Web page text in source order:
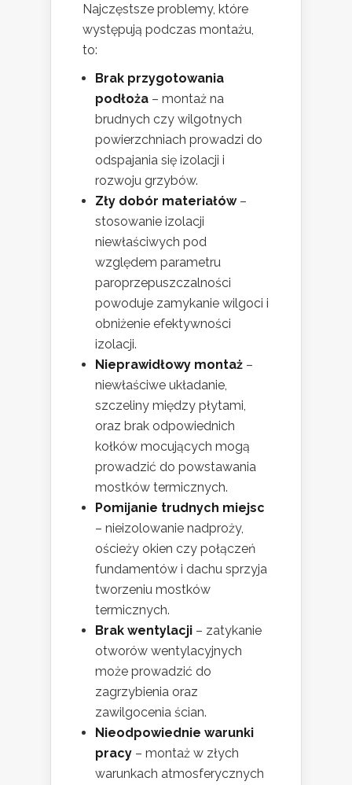
Najczęstsze problemy, które
występują podczas montażu,
to:
Brak przygotowania
podłoża – montaż na
brudnych czy wilgotnych
powierzchniach prowadzi do
odspajania się izolacji i
rozwoju grzybów.
Zły dobór materiałów–
stosowanie izolacji
niewłaściwych pod
względem parametru
paroprzepuszczalności
powoduje zamykanie wilgoci i
obniżenie efektywności
izolacji.
Nieprawidłowy montaż –
niewłaściwe układanie,
szczeliny między płytami,
oraz brak odpowiednich
kołków mocujących mogą
prowadzić do powstawania
mostków termicznych.
Pomijanie trudnych miejsc
– nieizolowanie nadproży,
ościeży okien czy połączeń
fundamentów i dachu sprzyja
tworzeniu mostków
termicznych.
Brak wentylacji – zatykanie
otworów wentylacyjnych
może prowadzić do
zagrzybienia oraz
zawilgocenia ścian.
Nieodpowiednie warunki
pracy – montaż w złych
warunkach atmosferycznych